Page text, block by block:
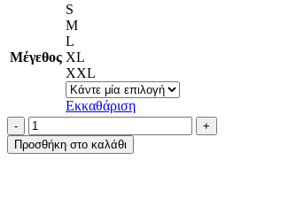
Μέγεθος
S
M
L
XL
XXL
Εκκαθάριση
Α.A
UNDERWEAR
Ανδρική
Προσθήκη στο καλάθι